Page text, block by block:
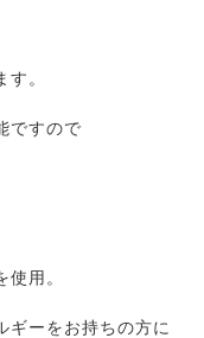
。
ですので
用。
ギーをお持ちの方に